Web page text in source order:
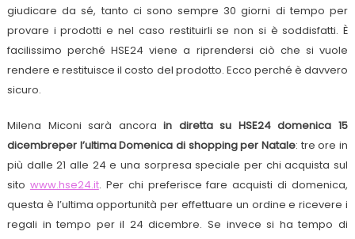
giudicare da sé, tanto ci sono sempre 30 giorni di tempo per
provare i prodotti e nel caso restituirli se non si è soddisfatti. È
facilissimo perché HSE24 viene a riprendersi ciò che si vuole
rendere e restituisce il costo del prodotto. Ecco perché è davvero
sicuro.
Milena Miconi sarà ancorain diretta su HSE24 domenica 15
dicembreper l’ultima Domenica di shopping per Natale: tre ore in
più dalle 21 alle 24 e una sorpresa speciale per chi acquista sul
sito www.hse24.it. Per chi preferisce fare acquisti di domenica,
questa è l’ultima opportunità per effettuare un ordine e ricevere i
regali in tempo per il 24 dicembre. Se invece si ha tempo di